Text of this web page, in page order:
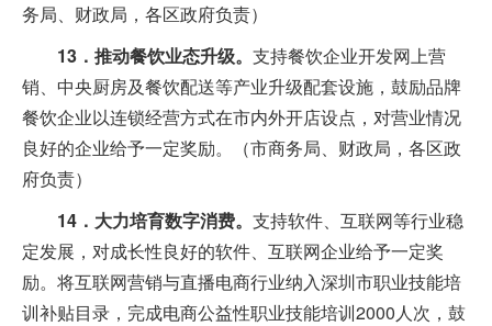
务局、财政局，各区政府负责）
13．推动餐饮业态升级。 支持餐饮企业开发网上营
销、中央厨房及餐饮配送等产业升级配套设施，鼓励品牌
餐饮企业以连锁经营方式在市内外开店设点，对营业情况
良好的企业给予一定奖励。（市商务局、财政局，各区政
府负责）
14．大力培育数字消费。 支持软件、互联网等行业稳
定发展，对成长性良好的软件、互联网企业给予一定奖
励。将互联网营销与直播电商行业纳入深圳市职业技能培
训补贴目录，完成电商公益性职业技能培训2000人次，鼓